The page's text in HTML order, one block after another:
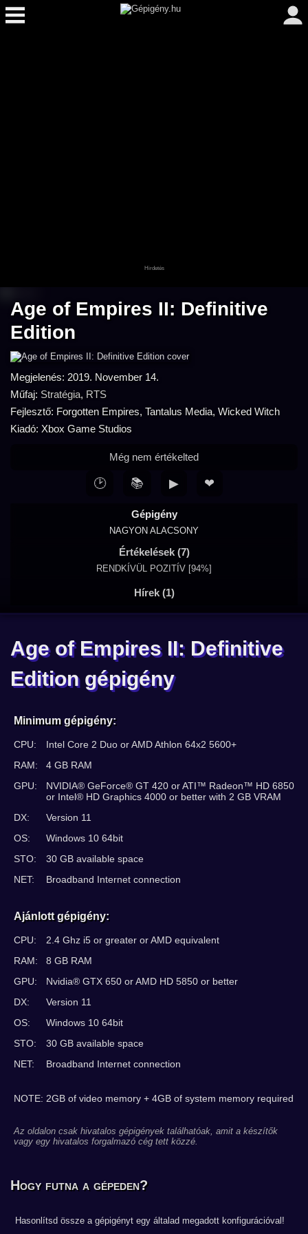
Age of Empires II: Definitive
Edition
Megjelenés: 2019. November 14.
Műfaj: Stratégia, RTS
Fejlesztő: Forgotten Empires, Tantalus Media, Wicked Witch
Kiadó: Xbox Game Studios
Gépigény
NAGYON ALACSONY
Értékelések (7)
RENDKÍVÜL POZITÍV [94%]
Hírek (1)
Még nem értékelted
🕑 📚 ▶ ❤
Age of Empires II: Definitive
Edition gépigény
Minimum gépigény:
CPU:
Intel Core 2 Duo or AMD Athlon 64x2 5600+
RAM:
4 GB RAM
GPU:
NVIDIA® GeForce® GT 420 or ATI™ Radeon™ HD 6850
or Intel® HD Graphics 4000 or better with 2 GB VRAM
DX:
Version 11
OS:
Windows 10 64bit
STO:
30 GB available space
NET:
Broadband Internet connection
Ajánlott gépigény:
CPU:
2.4 Ghz i5 or greater or AMD equivalent
RAM:
8 GB RAM
GPU:
Nvidia® GTX 650 or AMD HD 5850 or better
DX:
Version 11
OS:
Windows 10 64bit
STO:
30 GB available space
NET:
Broadband Internet connection
NOTE: 2GB of video memory + 4GB of system memory required
Az oldalon csak hivatalos gépigények találhatóak, amit a készítők
vagy egy hivatalos forgalmazó cég tett közzé.
Hogy futna a gépeden?
Hasonlítsd össze a gépigényt egy általad megadott konfigurációval!